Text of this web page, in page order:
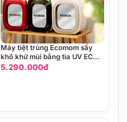
Máy tiệt trùng Ecomom sấy
khô khử mùi bằng tia UV ECO-
100 Pro (Màu Đỏ, màu Bạc)
5.290.000đ